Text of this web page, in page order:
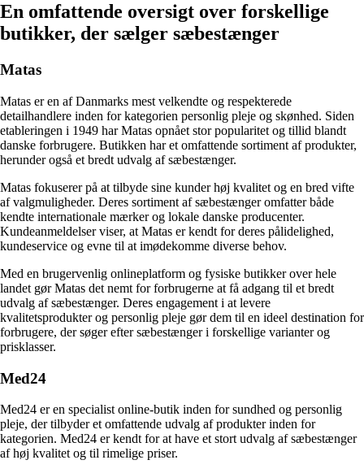
En omfattende oversigt over forskellige
butikker, der sælger sæbestænger
Matas
Matas er en af Danmarks mest velkendte og respekterede
detailhandlere inden for kategorien personlig pleje og skønhed. Siden
etableringen i 1949 har Matas opnået stor popularitet og tillid blandt
danske forbrugere. Butikken har et omfattende sortiment af produkter,
herunder også et bredt udvalg af sæbestænger.
Matas fokuserer på at tilbyde sine kunder høj kvalitet og en bred vifte
af valgmuligheder. Deres sortiment af sæbestænger omfatter både
kendte internationale mærker og lokale danske producenter.
Kundeanmeldelser viser, at Matas er kendt for deres pålidelighed,
kundeservice og evne til at imødekomme diverse behov.
Med en brugervenlig onlineplatform og fysiske butikker over hele
landet gør Matas det nemt for forbrugerne at få adgang til et bredt
udvalg af sæbestænger. Deres engagement i at levere
kvalitetsprodukter og personlig pleje gør dem til en ideel destination for
forbrugere, der søger efter sæbestænger i forskellige varianter og
prisklasser.
Med24
Med24 er en specialist online-butik inden for sundhed og personlig
pleje, der tilbyder et omfattende udvalg af produkter inden for
kategorien. Med24 er kendt for at have et stort udvalg af sæbestænger
af høj kvalitet og til rimelige priser.